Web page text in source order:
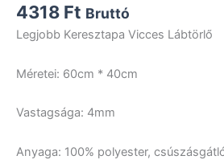
4318 Ft Bruttó
Legjobb Keresztapa Vicces Lábtörlő
Méretei: 60cm * 40cm
Vastagsága: 4mm
Anyaga: 100% polyester,